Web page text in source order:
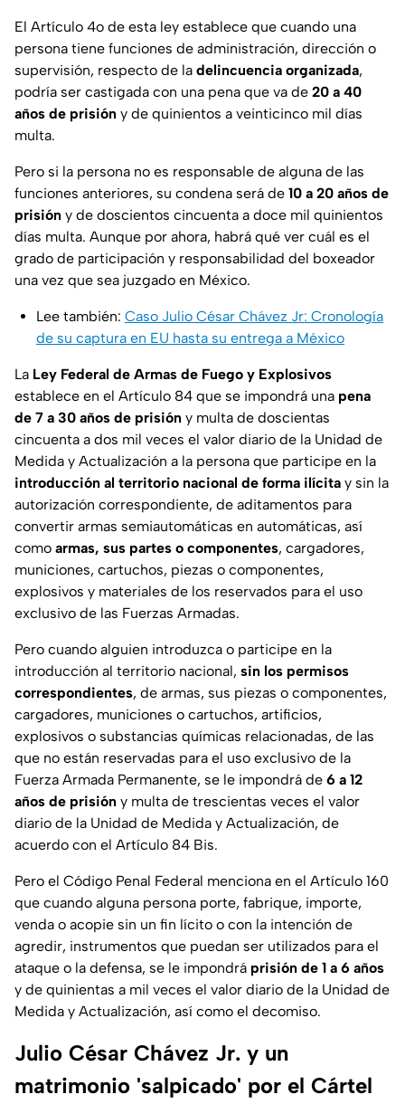
El Artículo 4o de esta ley establece que cuando una
persona tiene funciones de administración, dirección o
supervisión, respecto de la delincuencia organizada,
podría ser castigada con una pena que va de 20 a 40
años de prisión y de quinientos a veinticinco mil días
multa.
Pero si la persona no es responsable de alguna de las
funciones anteriores, su condena será de 10 a 20 años de
prisión y de doscientos cincuenta a doce mil quinientos
días multa. Aunque por ahora, habrá qué ver cuál es el
grado de participación y responsabilidad del boxeador
una vez que sea juzgado en México.
Lee también: Caso Julio César Chávez Jr: Cronología
de su captura en EU hasta su entrega a México
La Ley Federal de Armas de Fuego y Explosivos
establece en el Artículo 84 que se impondrá una pena
de 7 a 30 años de prisión y multa de doscientas
cincuenta a dos mil veces el valor diario de la Unidad de
Medida y Actualización a la persona que participe en la
introducción al territorio nacional de forma ilícita y sin la
autorización correspondiente, de aditamentos para
convertir armas semiautomáticas en automáticas, así
como armas, sus partes o componentes, cargadores,
municiones, cartuchos, piezas o componentes,
explosivos y materiales de los reservados para el uso
exclusivo de las Fuerzas Armadas.
Pero cuando alguien introduzca o participe en la
introducción al territorio nacional, sin los permisos
correspondientes, de armas, sus piezas o componentes,
cargadores, municiones o cartuchos, artificios,
explosivos o substancias químicas relacionadas, de las
que no están reservadas para el uso exclusivo de la
Fuerza Armada Permanente, se le impondrá de 6 a 12
años de prisión y multa de trescientas veces el valor
diario de la Unidad de Medida y Actualización, de
acuerdo con el Artículo 84 Bis.
Pero el Código Penal Federal menciona en el Artículo 160
que cuando alguna persona porte, fabrique, importe,
venda o acopie sin un fin lícito o con la intención de
agredir, instrumentos que puedan ser utilizados para el
ataque o la defensa, se le impondrá prisión de 1 a 6 años
y de quinientas a mil veces el valor diario de la Unidad de
Medida y Actualización, así como el decomiso.
Julio César Chávez Jr. y un
matrimonio 'salpicado' por el Cártel